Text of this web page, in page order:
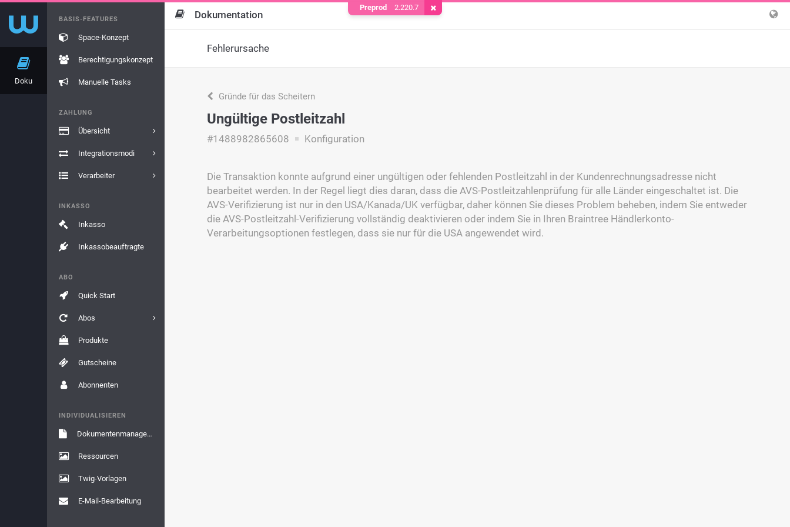
Doku
BASIS-FEATURES
Space-Konzept
Berechtigungskonzept
Manuelle Tasks
ZAHLUNG
Übersicht
Integrationsmodi
Verarbeiter
INKASSO
Inkasso
Inkassobeauftragte
ABO
Quick Start
Abos
Produkte
Gutscheine
Abonnenten
INDIVIDUALISIEREN
Dokumentenmanagement
Ressourcen
Twig-Vorlagen
E-Mail-Bearbeitung
Dokumentation
Fehlerursache
Gründe für das Scheitern
Ungültige Postleitzahl
#1488982865608 Konfiguration
Die Transaktion konnte aufgrund einer ungültigen oder fehlenden Postleitzahl in der Kundenrechnungsadresse nicht
bearbeitet werden. In der Regel liegt dies daran, dass die AVS-Postleitzahlenprüfung für alle Länder eingeschaltet ist. Die
AVS-Verifizierung ist nur in den USA/Kanada/UK verfügbar, daher können Sie dieses Problem beheben, indem Sie entweder
die AVS-Postleitzahl-Verifizierung vollständig deaktivieren oder indem Sie in Ihren Braintree Händlerkonto-
Verarbeitungsoptionen festlegen, dass sie nur für die USA angewendet wird.
Preprod 2.220.7 Cookie entfernen